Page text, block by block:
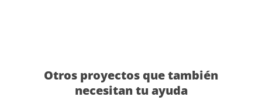
Otros proyectos que también
necesitan tu ayuda